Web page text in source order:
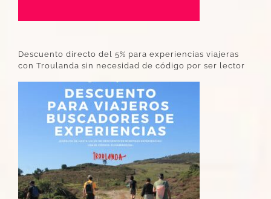
Descuento directo del 5% para experiencias viajeras
con Troulanda sin necesidad de código por ser lector